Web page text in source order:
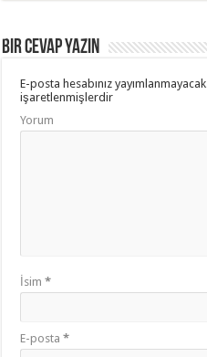
Bir cevap yazın
E-posta hesabınız
işaretlenmişlerdir
Yorum
İsim*
E-posta*